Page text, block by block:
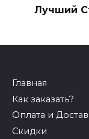
Лучший
Главная
Как заказать?
Оплата и
Скидки